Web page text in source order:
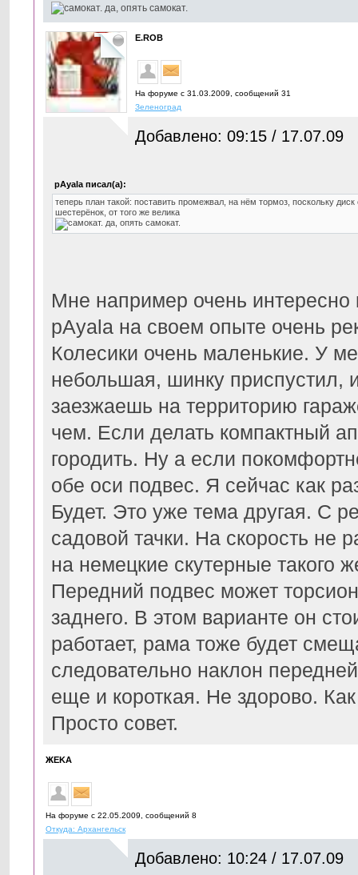
E.ROB
На форуме с 31.03.2009, cообщений 31
Зеленоград
Добавлено: 09:15 / 17.07.09
pAyala писал(а):
теперь план такой: поставить промежвал, на нём тормоз, поскольку
шестерёнок, от того же велика
Мне например очень интересно
pAyala на своем опыте очень
Колесики очень маленькие. У
небольшая, шинку приспустил,
заезжаешь на территорию
чем. Если делать компактный
городить. Ну а если
обе оси подвес. Я сейчас как
Будет. Это уже тема другая. С
садовой тачки. На скорость не
на немецкие скутерные такого
Передний подвес может
заднего. В этом варианте он
работает, рама тоже будет
следовательно наклон
еще и короткая. Не здорово.
Просто совет.
ЖЕKА
На форуме с 22.05.2009, cообщений 8
Откуда: Архангельск
Добавлено: 10:24 / 17.07.09